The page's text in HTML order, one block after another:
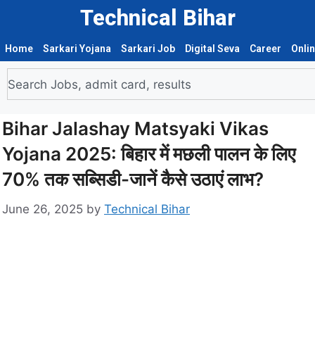
Technical Bihar
Home Sarkari Yojana Sarkari Job Digital Seva Career
Bihar Jalashay Matsyaki Vikas
Yojana 2025: बिहार में मछली पालन के लिए
70% तक सब्सिडी-जानें कैसे उठाएं लाभ?
June 26, 2025 by Technical Bihar